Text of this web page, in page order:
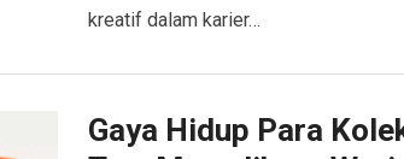
kreatif dalam karier…
Gaya Hidup Para